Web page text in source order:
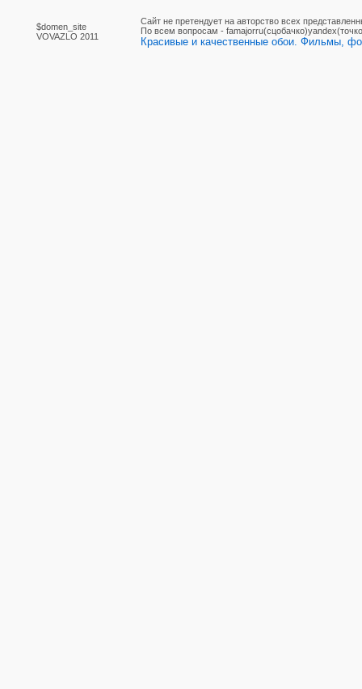
$domen_site
VOVAZLO 2011
Сайт не претендует на авторство всех
По вcем вопросам -
Красивые и качественные обои. Фильмы,